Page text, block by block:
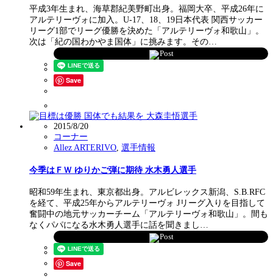
平成3年生まれ、海草郡紀美野町出身。福岡大卒、平成26年に
アルテリーヴォに加入。U-17、18、19日本代表 関西サッカー
リーグ1部でリーグ優勝を決めた「アルテリーヴォ和歌山」。
次は「紀の国わかやま国体」に挑みます。その…
Post
Save
2015/8/20
コーナー
Allez ARTERIVO 選手情報
今季はＦＷ ゆりかご弾に期待 水木勇人選手
昭和59年生まれ、東京都出身。アルビレックス新潟、S.B.RFC
を経て、平成25年からアルテリーヴォ Jリーグ入りを目指して
奮闘中の地元サッカーチーム「アルテリーヴォ和歌山」。間も
なくパパになる水木勇人選手に話を聞きまし…
Post
Save